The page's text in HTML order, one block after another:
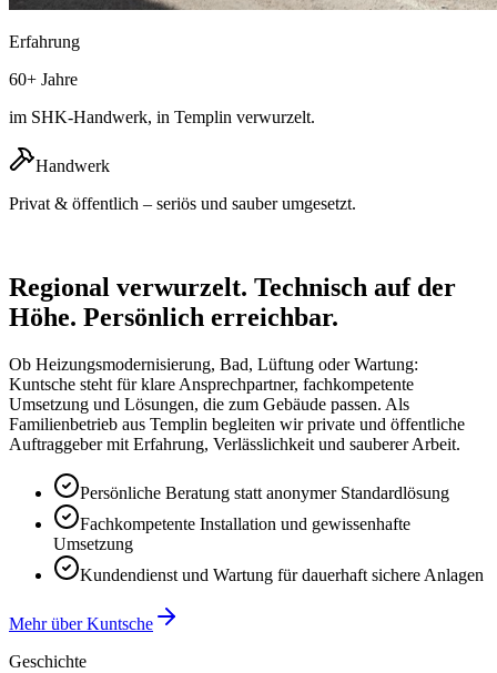
Erfahrung
60+ Jahre
im SHK-Handwerk, in Templin verwurzelt.
Handwerk
Privat & öffentlich – seriös und sauber umgesetzt.
Regional verwurzelt. Technisch auf der
Höhe. Persönlich erreichbar.
Ob Heizungsmodernisierung, Bad, Lüftung oder Wartung:
Kuntsche steht für klare Ansprechpartner, fachkompetente
Umsetzung und Lösungen, die zum Gebäude passen. Als
Familienbetrieb aus Templin begleiten wir private und öffentliche
Auftraggeber mit Erfahrung, Verlässlichkeit und sauberer Arbeit.
Persönliche Beratung statt anonymer Standardlösung
Fachkompetente Installation und gewissenhafte
Umsetzung
Kundendienst und Wartung für dauerhaft sichere Anlagen
Mehr über Kuntsche
Geschichte